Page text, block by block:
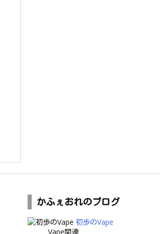
かふぇおれのブログ
初歩のVape
Vape関連